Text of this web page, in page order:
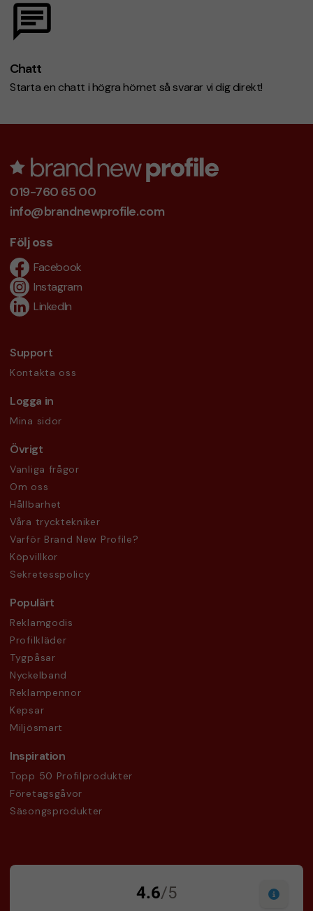
Chatt
Starta en chatt i högra hörnet så svarar vi dig direkt!
019-760 65 00
info@brandnewprofile.com
Följ oss
Facebook
Instagram
LinkedIn
Support
Kontakta oss
Logga in
Mina sidor
Övrigt
Vanliga frågor
Om oss
Hållbarhet
Våra trycktekniker
Varför Brand New Profile?
Köpvillkor
Sekretesspolicy
Populärt
Reklamgodis
Profilkläder
Tygpåsar
Nyckelband
Reklampennor
Kepsar
Miljösmart
Inspiration
Topp 50 Profilprodukter
Företagsgåvor
Säsongsprodukter